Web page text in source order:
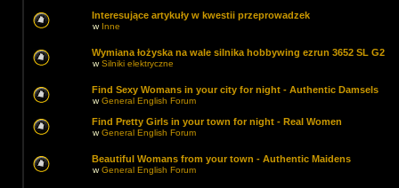
Interesujące artykuły w kwestii przeprowadzek
w Inne
Wymiana łożyska na wale silnika hobbywing ezrun 3652 SL G2
wSilniki elektryczne
Find Sexy Womans in your city for night - Authentic Damsels
wGeneral English Forum
Find Pretty Girls in your town for night - Real Women
wGeneral English Forum
Beautiful Womans from your town - Authentic Maidens
wGeneral English Forum